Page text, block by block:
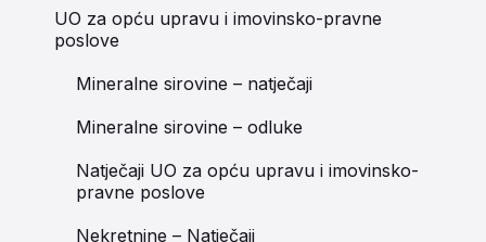
UO za opću upravu i imovinsko-pravne
poslove
Mineralne sirovine – natječaji
Mineralne sirovine – odluke
Natječaji UO za opću upravu i imovinsko-
pravne poslove
Nekretnine – Natječaji